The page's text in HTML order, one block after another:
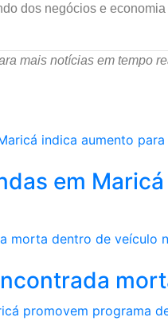
dos negócios e
mais notícias em tempo
em